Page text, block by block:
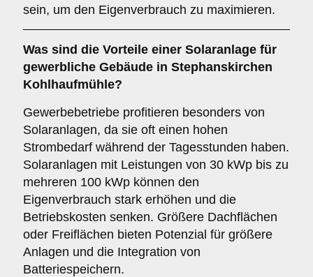
sein, um den Eigenverbrauch zu maximieren.
Was sind die Vorteile einer Solaranlage für
gewerbliche Gebäude in Stephanskirchen
Kohlhaufmühle?
Gewerbebetriebe profitieren besonders von
Solaranlagen, da sie oft einen hohen
Strombedarf während der Tagesstunden haben.
Solaranlagen mit Leistungen von 30 kWp bis zu
mehreren 100 kWp können den
Eigenverbrauch stark erhöhen und die
Betriebskosten senken. Größere Dachflächen
oder Freiflächen bieten Potenzial für größere
Anlagen und die Integration von
Batteriespeichern.